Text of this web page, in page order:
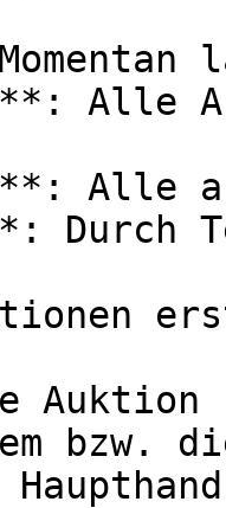
Alle
Alle
Durch
bzw.